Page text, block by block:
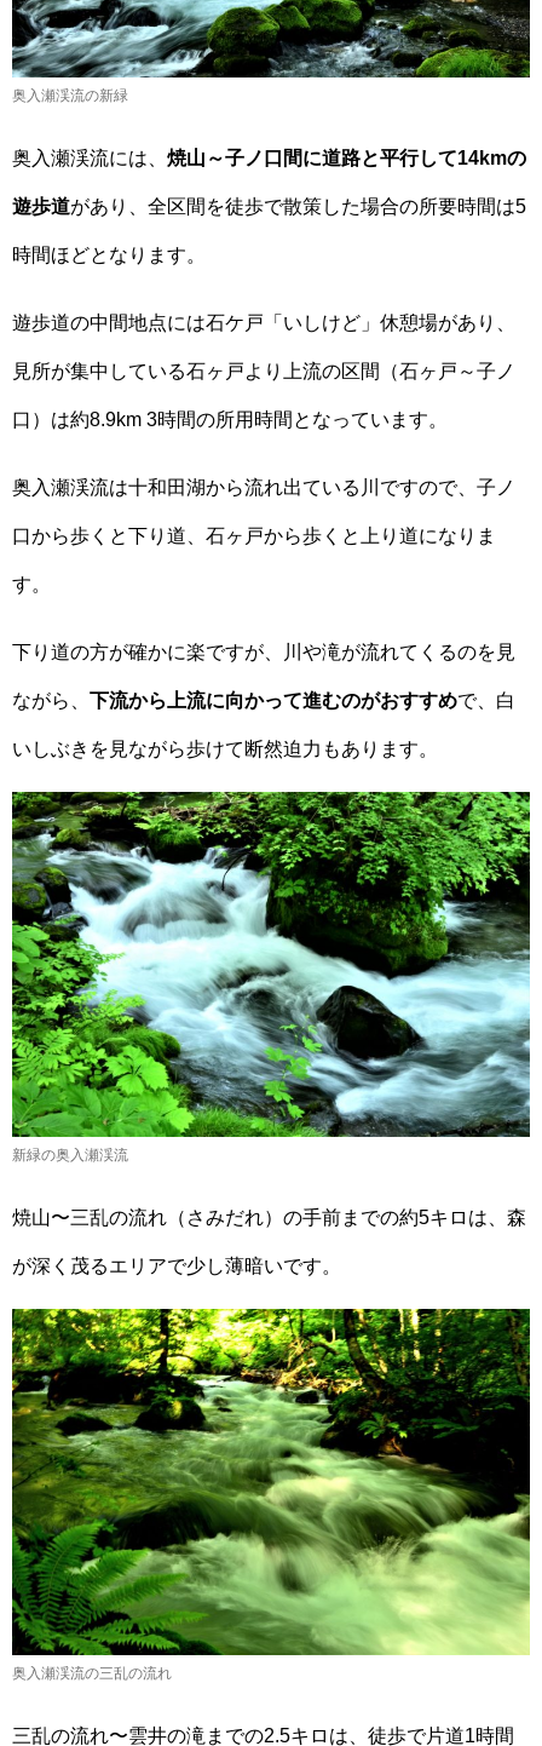
奥入瀬渓流の新緑
奥入瀬渓流には、 焼山～子ノ口間に道路と平行して14kmの
遊歩道があり、全区間を徒歩で散策した場合の所要時間は5
時間ほどとなります。
遊歩道の中間地点には石ケ戸「いしけど」休憩場があり、
見所が集中している石ヶ戸より上流の区間（石ヶ戸～子ノ
口）は約8.9km 3時間の所用時間となっています。
奥入瀬渓流は十和田湖から流れ出ている川ですので、子ノ
口から歩くと下り道、石ヶ戸から歩くと上り道になりま
す。
下り道の方が確かに楽ですが、川や滝が流れてくるのを見
ながら、 下流から上流に向かって進むのがおすすめで、白
いしぶきを見ながら歩けて断然迫力もあります。
新緑の奥入瀬渓流
焼山〜三乱の流れ（さみだれ）の手前までの約5キロは、森
が深く茂るエリアで少し薄暗いです。
奥入瀬渓流の三乱の流れ
三乱の流れ〜雲井の滝までの2.5キロは、徒歩で片道1時間